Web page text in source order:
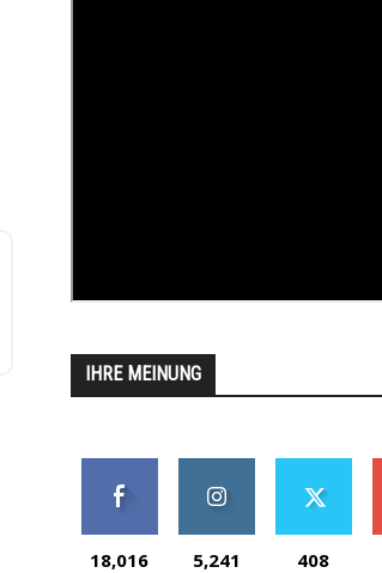
IHRE MEINUNG
18,016 5,241 408